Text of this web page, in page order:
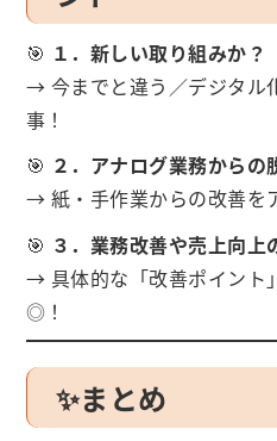
🎯 １．新しい取り組みか？
→ 今までと違う／デジタル
事！
🎯 ２．アナログ業務からの
→ 紙・手作業からの改善を
🎯 ３．業務改善や売上向上
→ 具体的な「改善ポイント
◎！
✨まとめ